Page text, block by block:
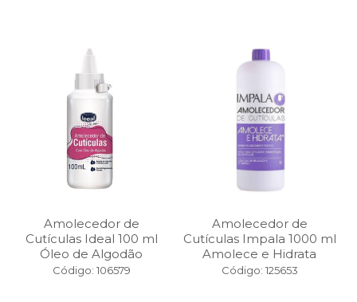
Amolecedor de
Cutículas Ideal 100 ml
Óleo de Algodão
Código: 106579
Amolecedor de
Cutículas Impala 1000 ml
Amolece e Hidrata
Código: 125653